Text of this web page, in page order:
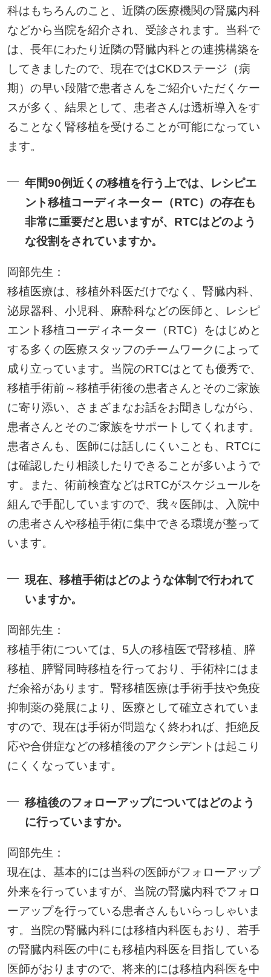
科はもちろんのこと、近隣の医療機関の腎臓内科
などから当院を紹介され、受診されます。当科で
は、長年にわたり近隣の腎臓内科との連携構築を
してきましたので、現在ではCKDステージ（病
期）の早い段階で患者さんをご紹介いただくケー
スが多く、結果として、患者さんは透析導入をす
ることなく腎移植を受けることが可能になってい
ます。
年間90例近くの移植を行う上では、レシピエ
ント移植コーディネーター（RTC）の存在も
非常に重要だと思いますが、RTCはどのよう
な役割をされていますか。
岡部先生：
移植医療は、移植外科医だけでなく、腎臓内科、
泌尿器科、小児科、麻酔科などの医師と、レシピ
エント移植コーディネーター（RTC）をはじめと
する多くの医療スタッフのチームワークによって
成り立っています。当院のRTCはとても優秀で、
移植手術前～移植手術後の患者さんとそのご家族
に寄り添い、さまざまなお話をお聞きしながら、
患者さんとそのご家族をサポートしてくれます。
患者さんも、医師には話しにくいことも、RTCに
は確認したり相談したりできることが多いようで
す。また、術前検査などはRTCがスケジュールを
組んで手配していますので、我々医師は、入院中
の患者さんや移植手術に集中できる環境が整って
います。
現在、移植手術はどのような体制で行われて
いますか。
岡部先生：
移植手術については、5人の移植医で腎移植、膵
移植、膵腎同時移植を行っており、手術枠にはま
だ余裕があります。腎移植医療は手術手技や免疫
抑制薬の発展により、医療として確立されていま
すので、現在は手術が問題なく終われば、拒絶反
応や合併症などの移植後のアクシデントは起こり
にくくなっています。
移植後のフォローアップについてはどのよう
に行っていますか。
岡部先生：
現在は、基本的には当科の医師がフォローアップ
外来を行っていますが、当院の腎臓内科でフォロ
ーアップを行っている患者さんもいらっしゃいま
す。当院の腎臓内科には移植内科医もおり、若手
の腎臓内科医の中にも移植内科医を目指している
医師がおりますので、将来的には移植内科医を中